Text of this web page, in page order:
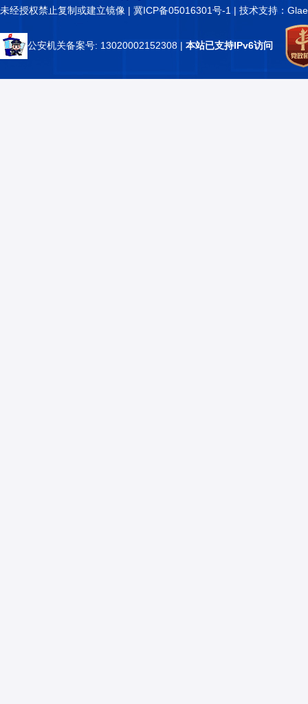
未经授权禁止复制或建立镜像 | 冀ICP备05016301号-1 | 技术支持：
公安机关备案号: 13020002152308 | 本站已支持IPv6访问